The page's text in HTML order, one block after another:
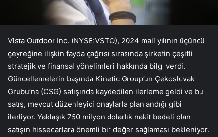
Vista Outdoor Inc. (NYSE:VSTO), 2024 mali yılının üçüncü
çeyreğine ilişkin fayda çağrısı sırasında şirketin çeşitli
stratejik ve finansal yönelimleri hakkında bilgi verdi.
Güncellemelerin başında Kinetic Group’un Çekoslovak
Grubu’na (CSG) satışında kaydedilen ilerleme geldi ve bu
satış, mevcut düzenleyici onaylarla planlandığı gibi
ilerliyor. Yaklaşık 750 milyon dolarlık nakit bedeli olan
satışın hissedarlara önemli bir değer sağlaması bekleniyor.